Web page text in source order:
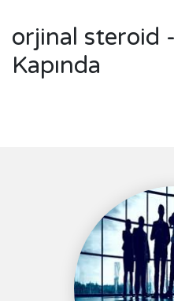
orjinal steroid
Kapında